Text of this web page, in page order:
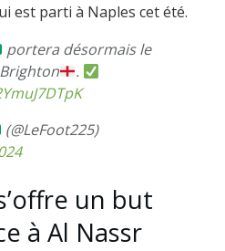
est parti à Naples cet été.
portera désormais le
.
(@LeFoot225)
un but
à Al Nassr